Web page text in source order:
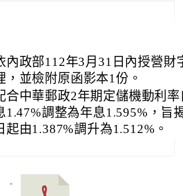
內政部112年3月31日內授營財
，並檢附原函影本1份。
合中華郵政2年期定儲機動利
1.47%調整為年息1.595%，旨
起由1.387%調升為1.512%。